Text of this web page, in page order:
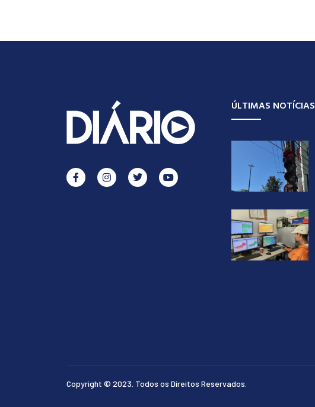
ÚLTIMAS NOTÍCIAS
Copyright © 2023. Todos os Direitos Reservados.